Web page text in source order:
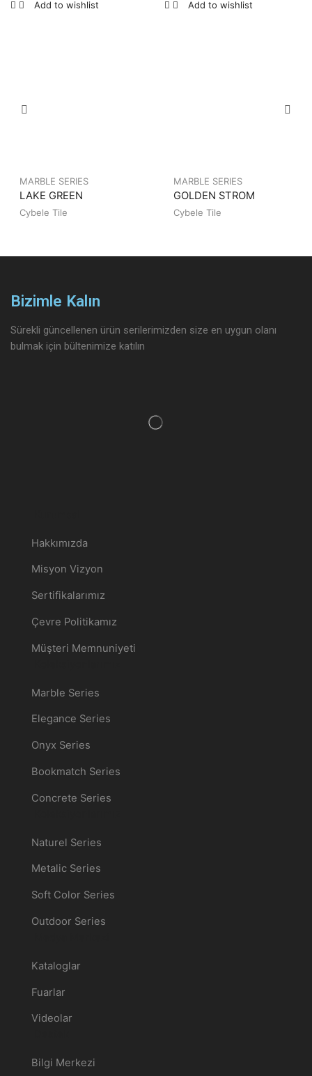
Add to wishlist
MARBLE SERIES
LAKE GREEN
Cybele Tile
Add to wishlist
MARBLE SERIES
GOLDEN STROM
Cybele Tile
Bizimle Kalın
Sürekli güncellenen ürün serilerimizden size en uygun olanı
bulmak için bültenimize katılın
Hakkımızda
Misyon Vizyon
Sertifikalarımız
Çevre Politikamız
Müşteri Memnuniyeti
Marble Series
Elegance Series
Onyx Series
Bookmatch Series
Concrete Series
Naturel Series
Metalic Series
Soft Color Series
Outdoor Series
Kataloglar
Fuarlar
Videolar
Bilgi Merkezi